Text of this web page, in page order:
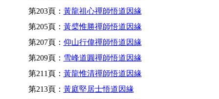
第203頁： 黃龍祖心禪師悟道因緣
第205頁： 黃檗惟勝禪師悟道因緣
第207頁： 仰山行偉禪師悟道因緣
第209頁： 雪峰道圓禪師悟道因緣
第211頁： 黃龍惟清禪師悟道因緣
第213頁： 黃庭堅居士悟道因緣